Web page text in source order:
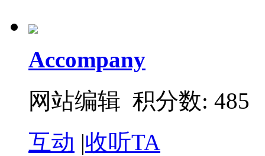
Accompany
网站编辑 积分数: 485
互动 |收听TA